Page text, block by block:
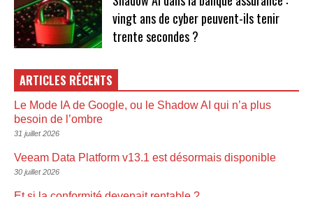
vingt ans de cyber peuvent-ils tenir
trente secondes ?
ARTICLES RÉCENTS
Le Mode IA de Google, ou le Shadow AI qui n’a plus
besoin de l’ombre
31 juillet 2026
Veeam Data Platform v13.1 est désormais disponible
30 juillet 2026